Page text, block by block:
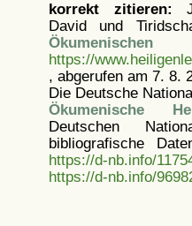
korrekt zitieren:
David und
Ökumenischen
https://
, abgerufen am 7. 8.
Die Deutsche
Ökumenische
Deutschen
bibliografische
https://d-nb.info/
https://d-nb.info/